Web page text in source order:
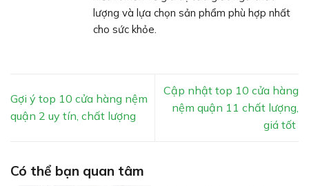
lượng và lựa chọn sản phẩm phù hợp nhất
cho sức khỏe.
Gợi ý top 10 cửa hàng nệm
quận 2 uy tín, chất lượng
Cập nhật top 10 cửa hàng
nệm quận 11 chất lượng,
giá tốt
Có thể bạn quan tâm